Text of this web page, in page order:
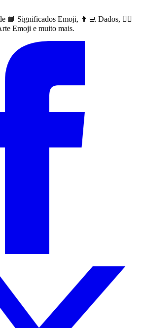
📙 Significados Emoji, 👨‍💻 Dados, 🙅‍♀️
Emoji e muito mais.